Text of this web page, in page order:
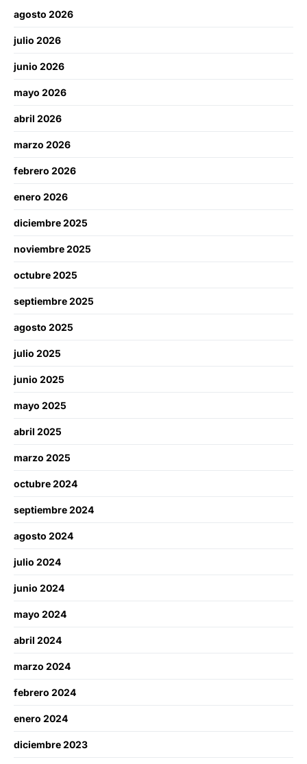
agosto 2026
julio 2026
junio 2026
mayo 2026
abril 2026
marzo 2026
febrero 2026
enero 2026
diciembre 2025
noviembre 2025
octubre 2025
septiembre 2025
agosto 2025
julio 2025
junio 2025
mayo 2025
abril 2025
marzo 2025
octubre 2024
septiembre 2024
agosto 2024
julio 2024
junio 2024
mayo 2024
abril 2024
marzo 2024
febrero 2024
enero 2024
diciembre 2023